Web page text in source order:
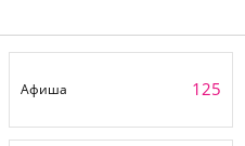
Афиша 125